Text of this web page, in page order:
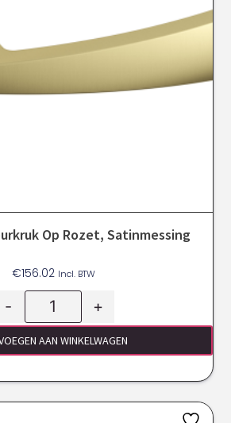
Op Rozet, Satinmessing
€156.02 Incl. BTW
- +
AAN WINKELWAGEN